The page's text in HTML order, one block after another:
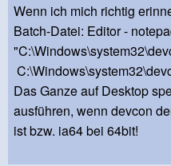
Wenn ich mich richtig
Batch-Datei: Editor -
Das Ganze auf Desktop
ausführen, wenn devcon
ist bzw. ia64 bei 64bit!